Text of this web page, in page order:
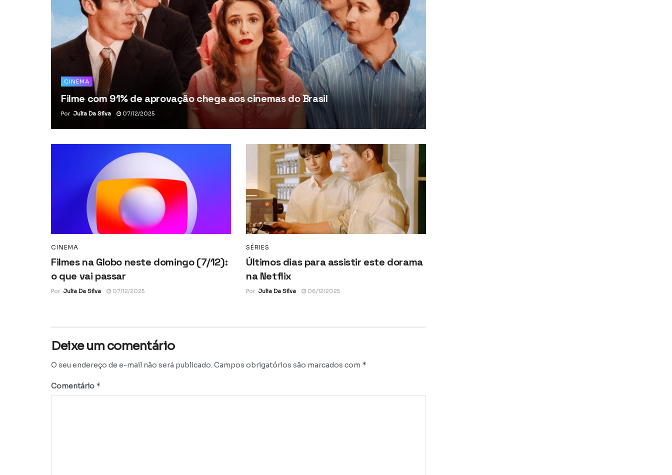
CINEMA
Filme com 91% de aprovação chega aos cinemas do Brasil
Por Julia Da Silva 07/12/2025
CINEMA
Filmes na Globo neste domingo (7/12):
o que vai passar
Por Julia Da Silva 07/12/2025
SÉRIES
Últimos dias para assistir este dorama
na Netflix
Por Julia Da Silva 06/12/2025
Deixe um comentário
O seu endereço de e-mail não será publicado. Campos obrigatórios são marcados com *
Comentário *